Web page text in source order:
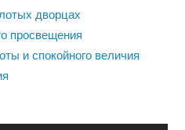
дворцах
просвещения
и спокойного величия